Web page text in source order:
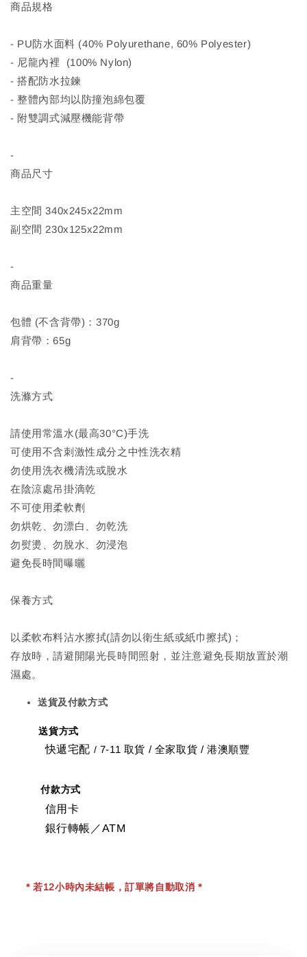
商品規格
- PU防水面料 (40% Polyurethane, 60% Polyester)
- 尼龍內裡 (100% Nylon)
- 搭配防水拉鍊
- 整體內部均以防撞泡綿包覆
- 附雙調式減壓機能背帶
-
商品尺寸
主空間 340x245x22mm
副空間 230x125x22mm
-
商品重量
包體 (不含背帶)：370g
肩背帶：65g
-
洗滌方式
請使用常溫水(最高30°C)手洗
可使用不含刺激性成分之中性洗衣精
勿使用洗衣機清洗或脫水
在陰涼處吊掛滴乾
不可使用柔軟劑
勿烘乾、勿漂白、勿乾洗
勿熨燙、勿脫水、勿浸泡
避免長時間曝曬
保養方式
以柔軟布料沾水擦拭(請勿以衛生紙或紙巾擦拭)；
存放時，請避開陽光長時間照射，並注意避免長期放置於潮
濕處。
送貨及付款方式
送貨方式
快遞宅配 / 7-11 取貨 / 全家取貨 / 港澳順豐
付款方式
信用卡
銀行轉帳／ATM
* 若12小時內未結帳，訂單將自動取消 *